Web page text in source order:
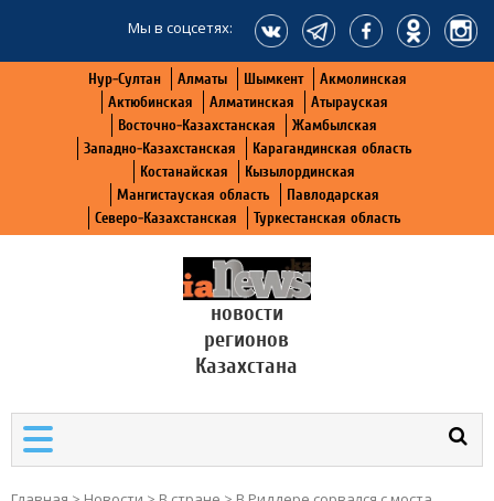
Мы в соцсетях:
Нур-Султан Алматы Шымкент
Акмолинская
Актюбинская
Алматинская
Атырауская
Восточно-Казахстанская
Жамбылская
Западно-Казахстанская
Карагандинская область
Костанайская
Кызылординская
Мангистауская область
Павлодарская
Северо-Казахстанская
Туркестанская область
новости
регионов
Казахстана